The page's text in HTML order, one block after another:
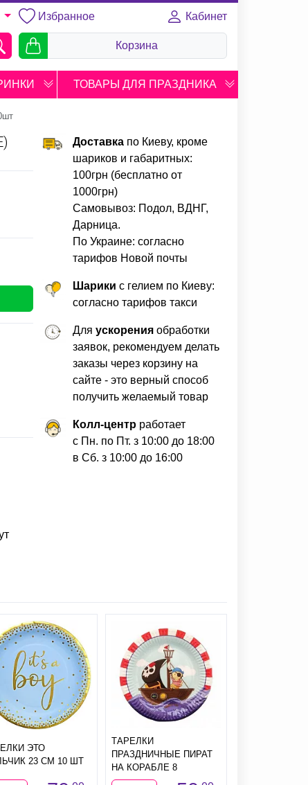
Избранное
Кабинет
Корзина
ТОВАРЫ ДЛЯ ПРАЗДНИКА
Доставкапо Киеву, кроме
шариков и габаритных:
100грн (бесплатно от
1000грн)
Самовывоз: Подол, ВДНГ,
Дарница.
По Украине: согласно
тарифов Новой почты
Шарики с гелием по Киеву:
согласно тарифов такси
Для ускоренияобработки
заявок, рекомендуем делать
заказы через корзину на
сайте - это верный способ
получить желаемый товар
Колл-центрработает
с Пн. по Пт. з 10:00 до 18:00
в Сб. з 10:00 до 16:00
ЭТО
23 СМ 10 ШТ
ТАРЕЛКИ
ПРАЗДНИЧНЫЕ ПИРАТ
НА КОРАБЛЕ 8